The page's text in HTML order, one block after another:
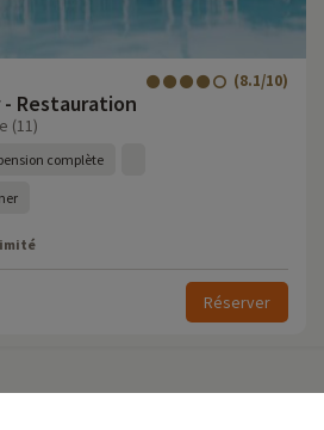
- Restauration
(8.1/10)
(11)
complète
Réserver